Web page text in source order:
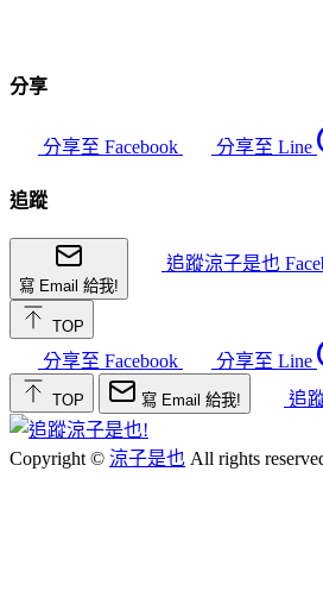
分享
分享至 Facebook 分享至 Line
追蹤
寫 Email 給我!
追蹤涼子是也
TOP
分享至 Facebook 分享至 Line
TOP 寫 Email 給我! 追
Copyright © 涼子是也 All rights